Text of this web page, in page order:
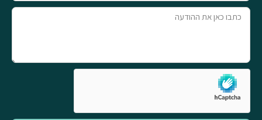
טקסט